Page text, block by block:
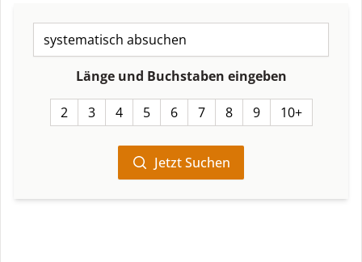
Länge und Buchstaben eingeben
2 3 4 5 6 7 8 9 10+
Jetzt Suchen